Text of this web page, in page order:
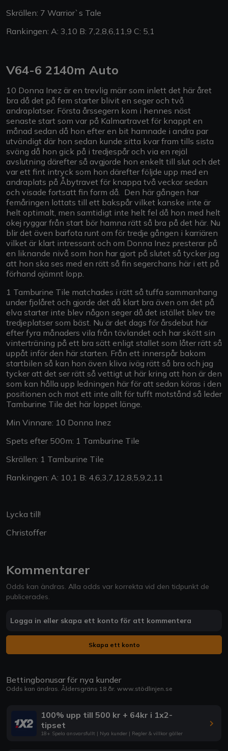
Skrällen: 7 Warrior`s Tale
Rankingen: A: 3,10 B: 7,2,8,6,11,9 C: 5,1
V64-6 2140m Auto
10 Donna Inez är en trevlig märr som inlett det här året
bra då det på fem starter blivit en seger och två
andraplatser. Första årssegern kom i hennes näst
senaste start som var på Kalmartravet för knappt en
månad sedan då hon efter en bit hamnade i andra par
utvändigt där hon sedan kunde sitta kvar fram tills sista
sväng då hon gick på i tredjespår och via en rejäl
avslutning därefter så avgjorde hon enkelt till slut och det
var ett fint intryck som hon därefter följde upp med en
andraplats på Åbytravet för knappa två veckor sedan
och visade fortsatt fin form då. Den här gången har
femåringen lottats till ett bakspår vilket kanske inte är
helt optimalt, men samtidigt inte helt fel då hon med helt
okej ryggar från start bör hamna rätt så bra på det här. Nu
blir det även barfota runt om för tredje gången i karriären
vilket är klart intressant och om Donna Inez presterar på
en liknande nivå som hon har gjort på slutet så tycker jag
att hon ska ses med en rätt så fin segerchans här i ett på
förhand ojämnt lopp.
1 Tamburine Tile matchades i rätt så tuffa sammanhang
under fjolåret och gjorde det då klart bra även om det på
elva starter inte blev någon seger då det istället blev tre
tredjeplatser som bäst. Nu är det dags för årsdebut här
efter fyra månaders vila från tävlandet och har skött sin
vinterträning på ett bra sätt enligt stallet som låter rätt så
uppåt inför den här starten. Från ett innerspår bakom
startbilen så kan hon även kliva iväg rätt så bra och jag
tycker att det ser rätt så vettigt ut här kring att hon är den
som kan hålla upp ledningen här för att sedan köras i den
positionen och mot ett inte allt för tufft motstånd så leder
Tamburine Tile det här loppet länge.
Min Vinnare: 10 Donna Inez
Spets efter 500m: 1 Tamburine Tile
Skrällen: 1 Tamburine Tile
Rankingen: A: 10,1 B: 4,6,3,7,12,8,5,9,2,11
Lycka till!
Christoffer
Kommentarer
Odds kan ändras. Alla odds var korrekta vid den tidpunkt de
publicerades.
Logga in eller skapa ett konto för att kommentera
Skapa ett konto
Bettingbonusar för nya kunder
Odds kan ändras. Åldersgräns 18 år. www.stödlinjen.se
100% upp till 500 kr + 64kr i 1x2-
tipset
18+ Spela ansvarsfullt | Nya kunder | Regler & villkor gäller